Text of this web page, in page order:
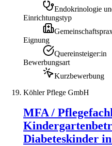
Endokrinologie
Einrichtungstyp
Eignung
Quereinsteiger:in
Bewerbungsart
Kurzbewerbung
Köhler Pflege GmbH
MFA /
Diabeteskinder